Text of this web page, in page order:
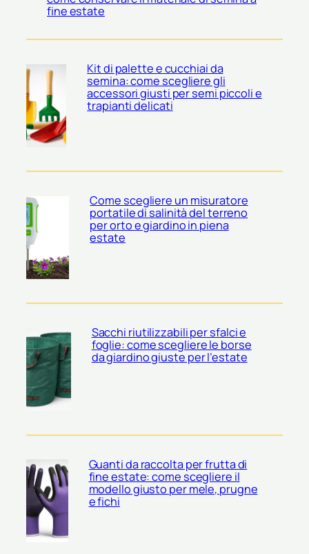
fine estate
Kit di palette e cucchiai da
semina: come scegliere gli
accessori giusti per semi piccoli e
trapianti delicati
Come scegliere un misuratore
portatile di salinità del terreno
per orto e giardino in piena
estate
Sacchi riutilizzabili per sfalci e
foglie: come scegliere le borse
da giardino giuste per l’estate
Guanti da raccolta per frutta di
fine estate: come scegliere il
modello giusto per mele, prugne
e fichi